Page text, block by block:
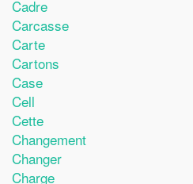
Cadre
Carcasse
Carte
Cartons
Case
Cell
Cette
Changement
Changer
Charge